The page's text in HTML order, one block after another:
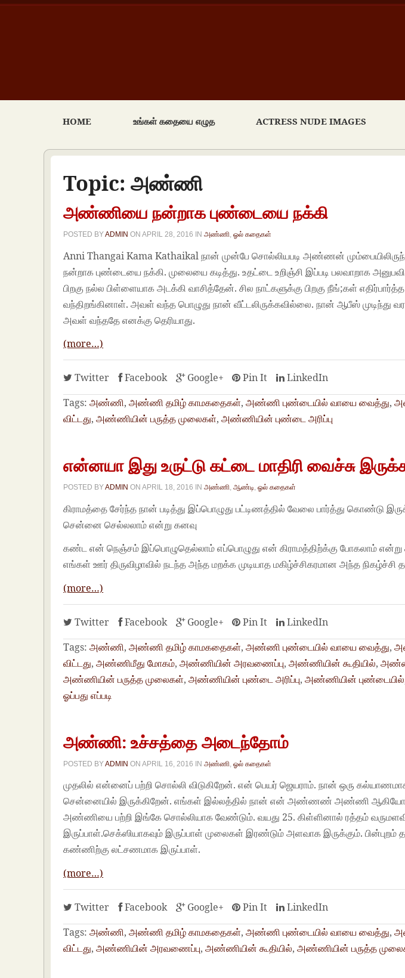
HOME உங்கள் கதையை எழுத ACTRESS NUDE IMAGES
Topic: அண்ணி
அண்ணியை நன்றாக புண்டையை நக்கி
POSTED BYADMIN ONAPRIL 28, 2016 INஅண்ணி ,ஓல் கதைகள்
Anni Thangai Kama Kathaikal நான் முன்பே சொல்லியபடி அண்ணன்
நன்றாக புண்டையை நக்கி. முலையை கடித்து. உதட்டை உறிஞ்சி இப்படி பலவாறாக
பிறகு நல்ல பிள்ளையாக அடக்கி வாசித்தேன். சில நாட்களுக்கு பிறகு நீங்;கள்
வந்திறங்கினாள். அவள் வந்த பொழுது நான் வீட்டலிருக்கவில்லை. நான் ஆபீஸ் முடிந்து
அவள் வந்ததே எனக்கு தெரியாது.
(more…)
Twitter Facebook Google+ Pin It
LinkedIn
Tags: அண்ணி,அண்ணி தமிழ் காமகதைகள்,அண்ணி புண்டையில் வாயை வைத்து,
விட்டது,அண்ணியின் பருத்த முலைகள்,அண்ணியின் புண்டை அரிப்பு
என்னயா இது உருட்டு கட்டை மாதிரி வைச்சு
POSTED BYADMIN ONAPRIL 18, 2016 INஅண்ணி ,ஆண்டி ,ஓல் கதைகள்
கிராமத்தை சேர்ந்த நான் படித்து இப்பொழுது பட்டிணத்தில் வேலை பார்த்து கொண்டு
சென்னை செல்லலாம் என்று கனவு
கண்ட என் நெஞ்சம் இப்பொழுதெல்லாம் எப்பொழுது என் கிராமத்திற்க்கு போகலாம் என்று
எங்கள் ஊர் திருவிழாவில் நடந்த அந்த மறக்க முடியாத மகிழ்ச்சிகரமான அந்த நிகழ்ச்சி
(more…)
Twitter Facebook Google+ Pin It
LinkedIn
Tags: அண்ணி,அண்ணி தமிழ் காமகதைகள்,அண்ணி புண்டையில் வாயை வைத்து,
விட்டது,அண்ணிமீது மோகம்,அண்ணியின் அரவணைப்பு,அண்ணியின் கூதியில்,
அண்ணியின் பருத்த முலைகள்,அண்ணியின் புண்டை அரிப்பு,அண்ணியின் புண்டையில்
ஓப்பது எப்படி
அண்ணி: உச்சத்தை அடைந்தோம்
POSTED BY ADMIN ON APRIL 16, 2016 INஅண்ணி ,ஓல் கதைகள்
முதலில் என்னைப் பற்றி சொல்லி விடுகிறேன். என் பெயர் ஜெயராம். நான் ஒரு
சென்னையில் இருக்கிறேன். எங்கள் இல்லத்தில் நான் என் அண்ணண் அண்ணி ஆகியோர்
அண்ணியை பற்றி இங்கே சொல்லியாக வேண்டும். வயது 25. கிள்ளினால் ரத்தம்
இருப்பாள்.செக்ஸியாகவும் இருப்பாள் முலைகள் இரண்டும் அளவாக இருக்கும். பின்புறம்
கண்ணிற்கு லட்சணமாக இருப்பாள்.
(more…)
Twitter Facebook Google+ Pin It
LinkedIn
Tags: அண்ணி,அண்ணி தமிழ் காமகதைகள்,அண்ணி புண்டையில் வாயை வைத்து,
விட்டது,அண்ணியின் அரவணைப்பு,அண்ணியின் கூதியில்,அண்ணியின் பருத்த